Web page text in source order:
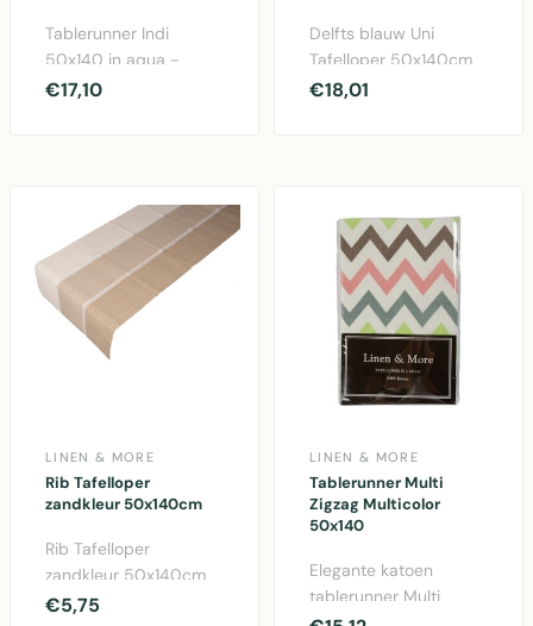
Tablerunner Indi
50x140 in aqua -
elegante katoenen
€17,10
Delfts blauw Uni
Tafelloper 50x140cm
van Linen & More.
€18,01
LINEN & MORE
Rib Tafelloper
zandkleur 50x140cm
Rib Tafelloper
zandkleur 50x140cm
van Linen & More.
€5,75
LINEN & MORE
Tablerunner Multi
Zigzag Multicolor
50x140
Elegante katoen
tablerunner Multi